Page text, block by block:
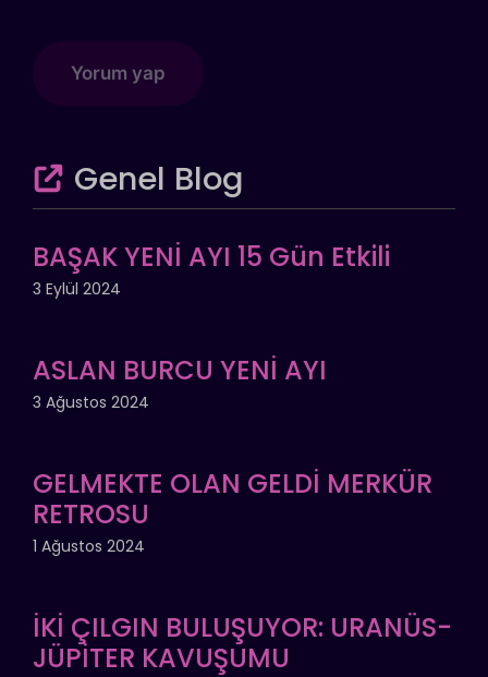
Genel Blog
BAŞAK YENİ AYI 15 Gün Etkili
3 Eylül 2024
ASLAN BURCU YENİ AYI
3 Ağustos 2024
GELMEKTE OLAN GELDİ MERKÜR
RETROSU
1 Ağustos 2024
İKİ ÇILGIN BULUŞUYOR: URANÜS-
JÜPİTER KAVUŞUMU